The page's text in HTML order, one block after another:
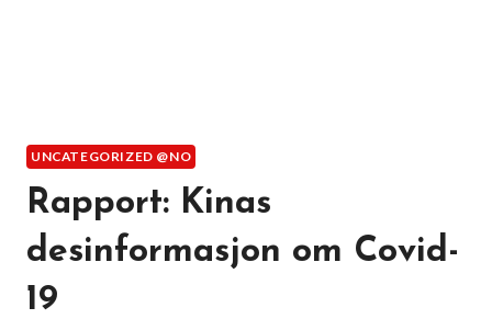
UNCATEGORIZED @NO
Rapport: Kinas
desinformasjon om Covid-
19